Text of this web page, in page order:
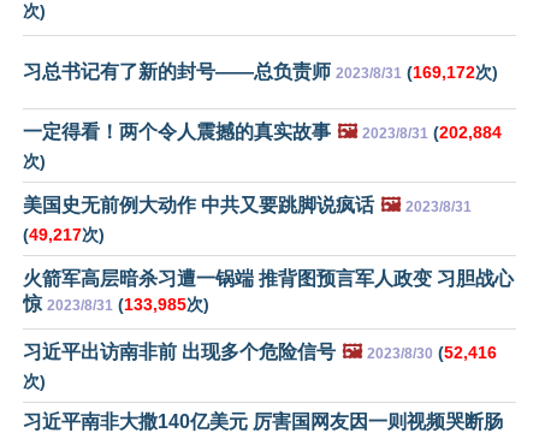
次)
习总书记有了新的封号——总负责师 2023/8/31 (169,172次)
一定得看！两个令人震撼的真实故事 🖼️ 2023/8/31 (202,884
次)
美国史无前例大动作 中共又要跳脚说疯话 🖼️ 2023/8/31
(49,217次)
火箭军高层暗杀习遭一锅端 推背图预言军人政变 习胆战心
惊 2023/8/31 (133,985次)
习近平出访南非前 出现多个危险信号 🖼️ 2023/8/30 (52,416
次)
习近平南非大撒140亿美元 厉害国网友因一则视频哭断肠